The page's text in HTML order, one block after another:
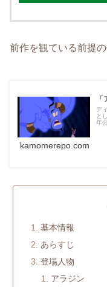
前作を観ている前提
デ
と
年
kamomerepo.com
基本情報
あらすじ
登場人物
アラジン